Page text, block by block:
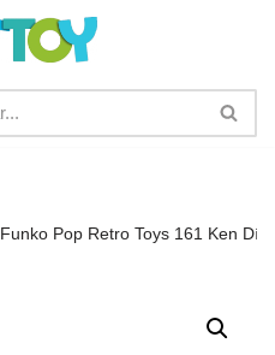
Funko Pop Retro Toys 161 Ken Día